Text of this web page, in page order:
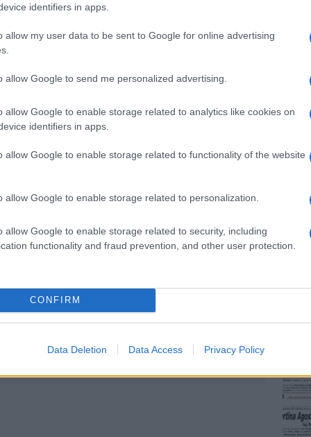
identifiers in apps.
allow my user data to be sent to Google for online advertising
allow Google to send me personalized advertising.
allow Google to enable storage related to analytics like cookies on
identifiers in apps.
allow Google to enable storage related to functionality of the website
allow Google to enable storage related to personalization.
allow Google to enable storage related to security, including
functionality and fraud prevention, and other user protection.
CONFIRM
Data Deletion Data Access Privacy Policy
nella sezione
Sardegna Vigili Del Fuoco Sardegna
i tuoi video e le tue foto
+39 345 356 7512
di GalluraOggi.it
news daGoogle News